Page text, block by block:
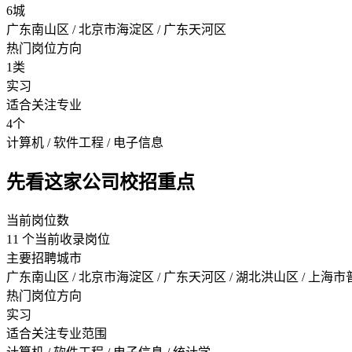
6城
广东南山区 / 北京市海淀区 / 广东天河区
热门岗位方向
1类
实习
适合关注专业
4个
计算机 / 软件工程 / 电子信息
先看这家公司校招重点
当前岗位数
11 个当前收录岗位
主要招聘城市
广东南山区 / 北京市海淀区 / 广东天河区 / 湖北洪山区 / 上海市
热门岗位方向
实习
适合关注专业范围